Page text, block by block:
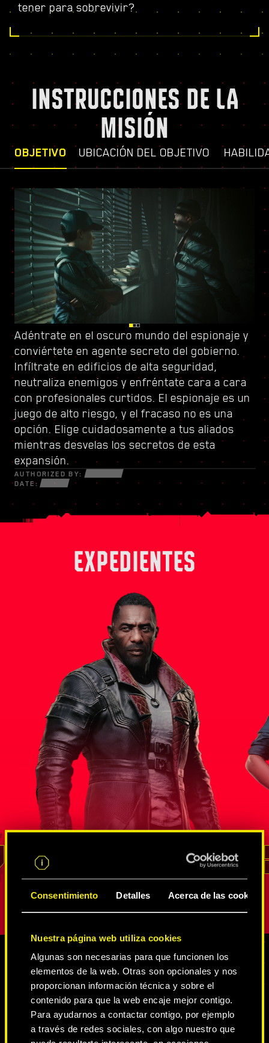
Consentimiento Detalles Acerca de las cookies
Nuestra página web utiliza cookies
Algunas son necesarias para que funcionen los
elementos de la web. Otras son opcionales y nos
proporcionan información técnica y sobre el
contenido para que la web encaje mejor contigo.
Para ayudarnos a contactar contigo, por ejemplo
a través de redes sociales, con algo nuestro que
tener para sobrevivir?
INSTRUCCIONES DE LA
MISIÓN
OBJETIVO UBICACIÓN DEL OBJETIVO
Adéntrate en el oscuro mundo del espionaje y
conviértete en agente secreto del gobierno.
Infíltrate en edificios de alta seguridad,
neutraliza enemigos y enfréntate cara a cara
con profesionales curtidos. El espionaje es un
juego de alto riesgo, y el fracaso no es una
opción. Elige cuidadosamente a tus aliados
mientras desvelas los secretos de esta
expansión.
AUTHORIZED BY:
DATE:
Vigila tus espaldas en Dogtown, una urbe en
ruinas dentro de otra urbe controlada por
una milicia de gatillo fácil. Sus derruidas
estructuras están repletas de secretos y
oportunidades para aquellos que estén
dispuestos a todo. Dentro de sus muros,
descubrirás encargos y misiones de alta
intensidad con más cosas en juego que nunca.
Sube el listón con
un nuevo árbol de habilidadesy conforma un
estilo de juego único. Usa todas las nuevas
armas y piezas de ciberware a tu disposición
para sobrevivir en un mundo fracturado de
estafadores desesperados, astutos
netrunners y mercenarios sin escrúpulos
dispuestos a todo por el dinero y el poder.
EXPEDIENTES
en
de
recurso
Solomon Reed es un experimentado
agente de la FIA que ha demostrado su
valía en un sinfín de misiones de
inteligencia encubiertas. Él sabe mejor
que nadie cómo sacar provecho de
espías y netrunners
, cómo extraer
información y cómo acceder a los lugares
sentido del deber son inquebrantables.
Alex, en
de
Estados
no ha
CONTENIDO MULTIMEDIA
CYBERPUNK 2077